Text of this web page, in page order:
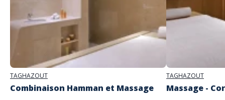
TAGHAZOUT
Combinaison Hamman et Massage
TAGHAZOUT
Massage -